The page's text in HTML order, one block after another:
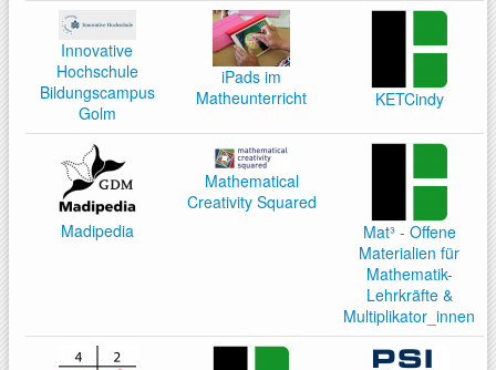
Innovative
Hochschule
Bildungscampus
Golm
iPads im
Matheunterricht
KETCindy
Madipedia
Mathematical
Creativity Squared
Mat³ - Offene
Materialien für
Mathematik-
Lehrkräfte &
Multiplikator_innen